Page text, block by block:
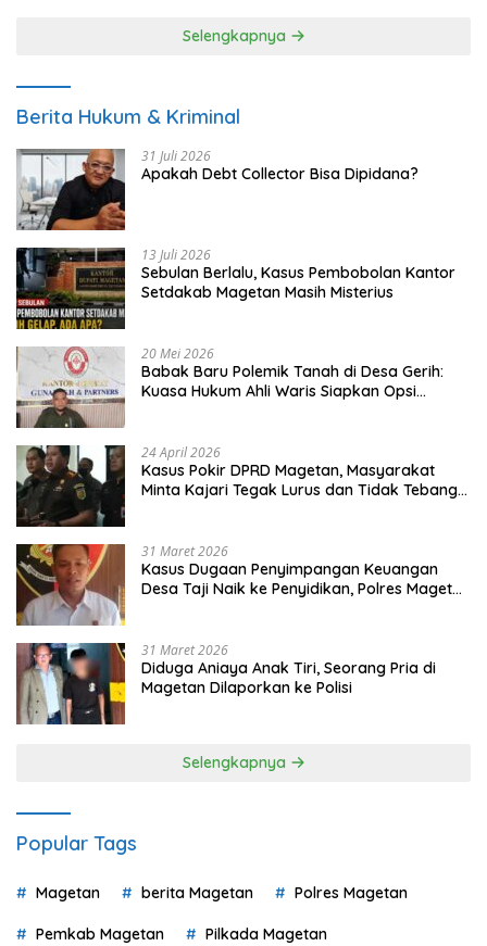
Selengkapnya
Berita Hukum & Kriminal
31 Juli 2026
Apakah Debt Collector Bisa Dipidana?
13 Juli 2026
Sebulan Berlalu, Kasus Pembobolan Kantor
Setdakab Magetan Masih Misterius
20 Mei 2026
Babak Baru Polemik Tanah di Desa Gerih:
Kuasa Hukum Ahli Waris Siapkan Opsi
24 April 2026
Kasus Pokir DPRD Magetan, Masyarakat
Minta Kajari Tegak Lurus dan Tidak Tebang
31 Maret 2026
Kasus Dugaan Penyimpangan Keuangan
Desa Taji Naik ke Penyidikan, Polres Magetan
31 Maret 2026
Diduga Aniaya Anak Tiri, Seorang Pria di
Magetan Dilaporkan ke Polisi
Selengkapnya
Popular Tags
Magetan berita Magetan Polres Magetan
Pemkab Magetan Pilkada Magetan